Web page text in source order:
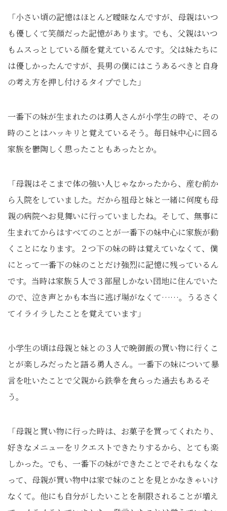
「小さい頃の記憶はほとんど曖昧なんですが、母親はいつ
も優しくて笑顔だった記憶があります。でも、父親はいつ
もムスっとしている顔を覚えているんです。父は妹たちに
は優しかったんですが、長男の僕にはこうあるべきと自身
の考え方を押し付けるタイプでした」
一番下の妹が生まれたのは勇人さんが小学生の時で、その
時のことはハッキリと覚えているそう。毎日妹中心に回る
家族を鬱陶しく思ったこともあったとか。
「母親はそこまで体の強い人じゃなかったから、産む前か
ら入院をしていました。だから祖母と妹と一緒に何度も母
親の病院へお見舞いに行っていましたね。そして、無事に
生まれてからはすべてのことが一番下の妹中心に家族が動
くことになります。２つ下の妹の時は覚えていなくて、僕
にとって一番下の妹のことだけ強烈に記憶に残っているん
です。当時は家族５人で３部屋しかない団地に住んでいた
ので、泣き声とかも本当に逃げ場がなくて……。うるさく
てイライラしたことを覚えています」
小学生の頃は母親と妹との３人で晩御飯の買い物に行くこ
とが楽しみだったと語る勇人さん。一番下の妹について暴
言を吐いたことで父親から鉄拳を食らった過去もあるそ
う。
「母親と買い物に行った時は、お菓子を買ってくれたり、
好きなメニューをリクエストできたりするから、とても楽
しかった。でも、一番下の妹ができたことでそれもなくな
って、母親が買い物中は家で妹のことを見とかなきゃいけ
なくて。他にも自分がしたいことを制限されることが増え